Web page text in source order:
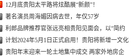
12月底贵阳太平路将炫酷展“新颜”！
著名演员周海媚因病去世，年仅57岁
利郎品牌推荐官张远亮相贵阳见面会，以“简约
计划2024年5月1日正式启用！贵阳将新增一文化
贵阳年末迎来一轮土地集中成交 两家外地房企